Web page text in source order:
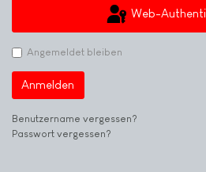
Web-
Angemeldet bleiben
Anmelden
Benutzername vergessen?
Passwort vergessen?